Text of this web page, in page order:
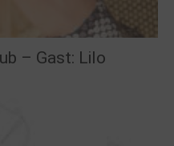
– Gast: Lilo